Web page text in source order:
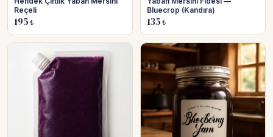
Reçeli
195 ₺
Bluecrop (Kandıra)
135 ₺